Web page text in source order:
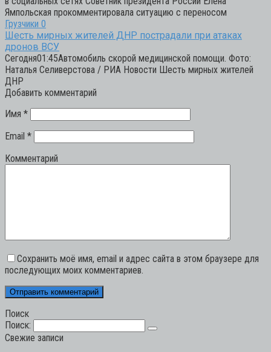
Ямпольская прокомментировала ситуацию с переносом
Грузчики 0
Шесть мирных жителей ДНР пострадали при атаках
дронов ВСУ
Сегодня01:45Автомобиль скорой медицинской помощи. Фото:
Наталья Селиверстова / РИА Новости Шесть мирных жителей
ДНР
Добавить комментарий
Имя *
Email *
Комментарий
Сохранить моё имя, email и адрес сайта в этом браузере для
последующих моих комментариев.
Поиск
Поиск:
Свежие записи